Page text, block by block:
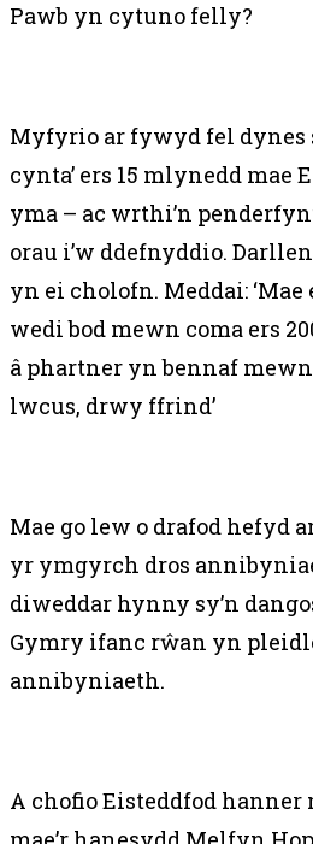
Pawb yn cytuno felly?
Myfyrio ar fywyd fel dynes
cynta’ ers 15 mlynedd mae
yma – ac wrthi’n
orau i’w ddefnyddio.
yn ei cholofn. Meddai: ‘Mae
wedi bod mewn coma ers
â phartner yn bennaf mewn
lwcus, drwy ffrind’
Mae go lew o drafod hefyd
yr ymgyrch dros
diweddar hynny sy’n
Gymry ifanc rŵan yn
annibyniaeth.
A chofio Eisteddfod